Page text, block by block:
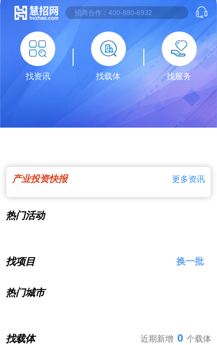
找资讯 找载体 找服务
产业投资快报 更多资讯
热门活动
找项目 换一批
热门城市
找载体 近期新增 0 个载体